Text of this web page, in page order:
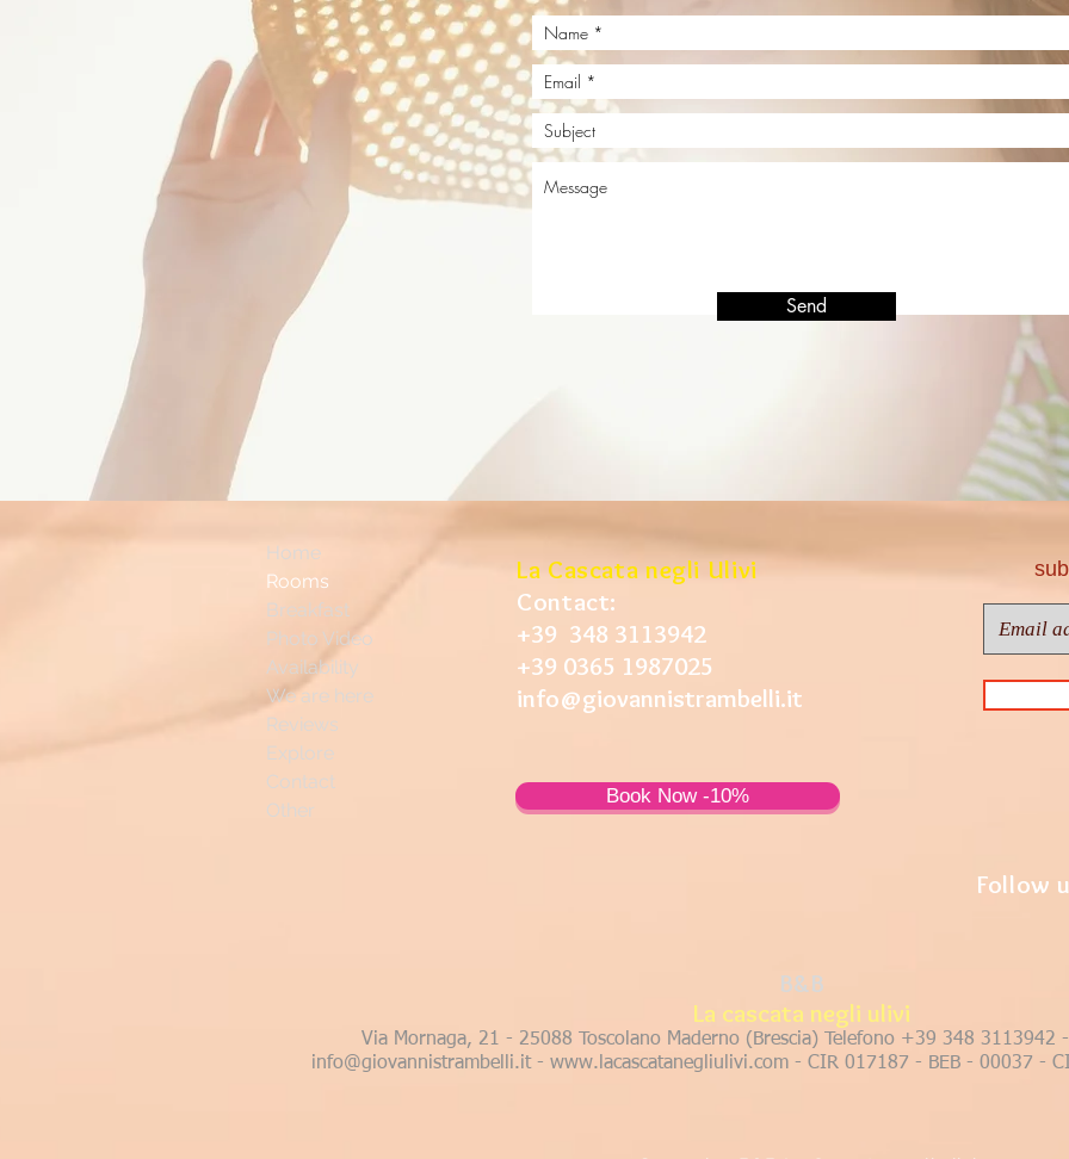
Send
Home
Rooms
Breakfast
Photo Video
Availability
We are here
Reviews
Explore
Contact
Other
La Cascata negli Ulivi
Contact:
+39 348 3113942
+39 0365 1987025
info@giovannistrambelli.it
Book Now -10%
Follow
B&B
La cascata negli ulivi
Via Mornaga, 21 - 25088 Toscolano Maderno (Brescia) Telefono +39 348 3113942
info@giovannistrambelli.it- www.lacascatanegliulivi.com - CIR 017187 - BEB - 00037 -